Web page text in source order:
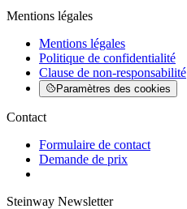
Mentions légales
Mentions légales
Politique de confidentialité
Clause de non-responsabilité
Paramètres des cookies
Contact
Formulaire de contact
Demande de prix
Steinway Newsletter